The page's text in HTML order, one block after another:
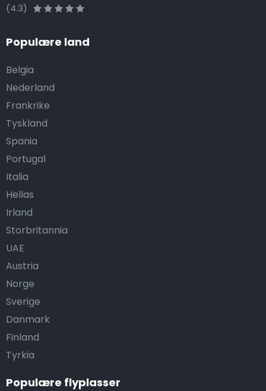
(4.3)
Populære land
Belgia
Nederland
Frankrike
Tyskland
Spania
Portugal
Italia
Hellas
Irland
Storbritannia
UAE
Austria
Norge
Sverige
Danmark
Finland
Tyrkia
Populære flyplasser